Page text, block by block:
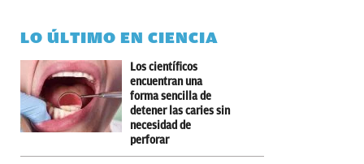
LO ÚLTIMO EN CIENCIA
Los científicos
encuentran una
forma sencilla de
detener las caries sin
necesidad de
perforar